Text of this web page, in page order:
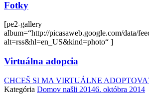
Fotky
[pe2-gallery
album=“http://picasaweb.google.com/data/
alt=rss&hl=en_US&kind=photo“ ]
Virtuálna adopcia
CHCEŠ SI MA VIRTUÁLNE
Kategória Domov našli 20146. októbra 2014